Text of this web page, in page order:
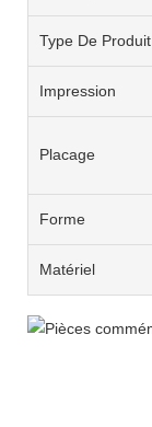
Type De Produit
Impression
Placage
Forme
Matériel